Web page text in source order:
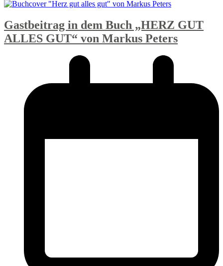
Gastbeitrag in dem Buch „HERZ GUT
ALLES GUT“ von Markus Peters